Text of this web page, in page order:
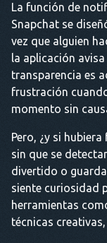
La función de
Snapchat se
vez que alguien
la aplicación
transparencia es
frustración
momento sin
Pero, ¿y si
sin que se
divertido o
siente curiosidad
herramientas
técnicas